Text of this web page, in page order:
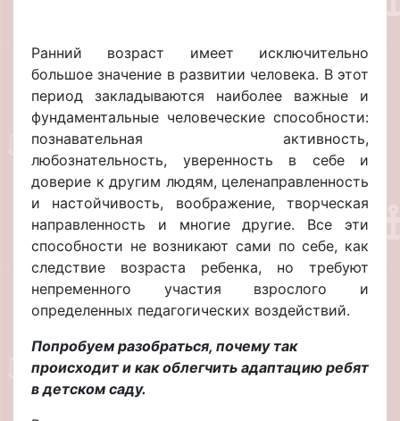
Ранний возраст имеет исключительно
большое значение в развитии человека. В этот
период закладываются наиболее важные и
фундаментальные человеческие способности:
познавательная активность,
любознательность, уверенность в себе и
доверие к другим людям, целенаправленность
и настойчивость, воображение, творческая
направленность и многие другие. Все эти
способности не возникают сами по себе, как
следствие возраста ребенка, но требуют
непременного участия взрослого и
определенных педагогических воздействий.
Попробуем разобраться, почему так
происходит и как облегчить адаптацию ребят
в детском саду.